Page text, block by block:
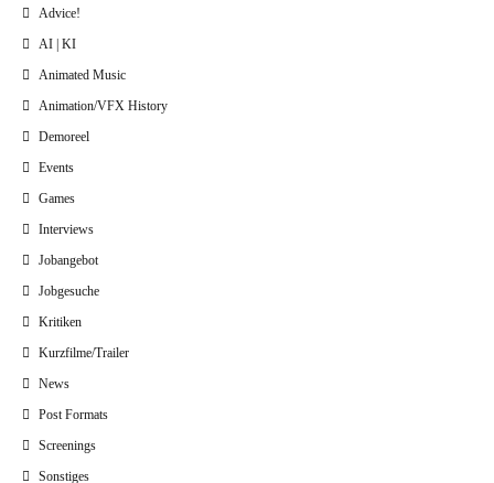
Advice!
AI | KI
Animated Music
Animation/VFX History
Demoreel
Events
Games
Interviews
Jobangebot
Jobgesuche
Kritiken
Kurzfilme/Trailer
News
Post Formats
Screenings
Sonstiges